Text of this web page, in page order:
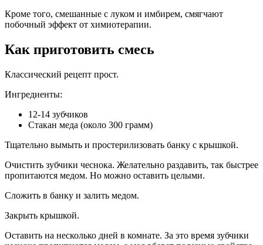
Кроме того, смешанные с луком и имбирем, смягчают
побочный эффект от химиотерапии.
Как приготовить смесь
Классический рецепт прост.
Ингредиенты:
12-14 зубчиков
Стакан меда (около 300 грамм)
Тщательно вымыть и простерилизовать банку с крышкой.
Очистить зубчики чеснока. Желательно раздавить, так быстрее
пропитаются медом. Но можно оставить целыми.
Сложить в банку и залить медом.
Закрыть крышкой.
Оставить на несколько дней в комнате. За это время зубчики